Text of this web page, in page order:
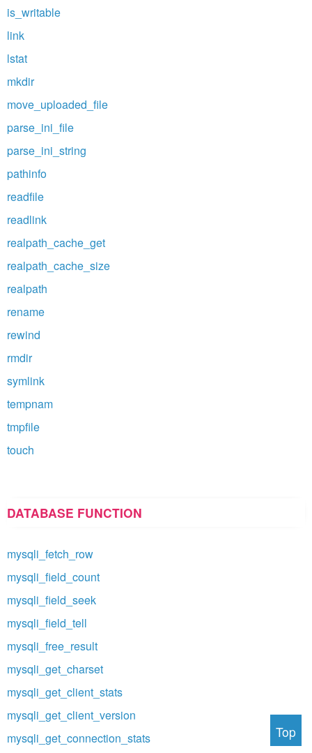
is_writable
link
lstat
mkdir
move_uploaded_file
parse_ini_file
parse_ini_string
pathinfo
readfile
readlink
realpath_cache_get
realpath_cache_size
realpath
rename
rewind
rmdir
symlink
tempnam
tmpfile
touch
DATABASE FUNCTION
mysqli_fetch_row
mysqli_field_count
mysqli_field_seek
mysqli_field_tell
mysqli_free_result
mysqli_get_charset
mysqli_get_client_stats
mysqli_get_client_version
mysqli_get_connection_stats
Top